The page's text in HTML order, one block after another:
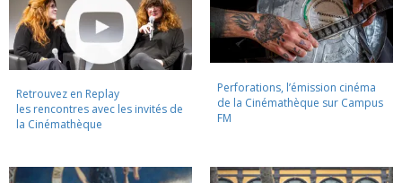
Retrouvez en Replay
les rencontres avec les invités de
la Cinémathèque
Perforations, l’émission cinéma
de la Cinémathèque sur Campus
FM